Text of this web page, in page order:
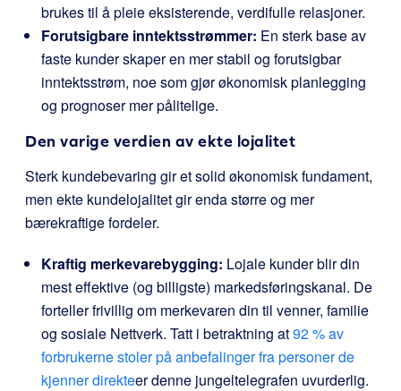
brukes til å pleie eksisterende, verdifulle relasjoner.
Forutsigbare inntektsstrømmer: En sterk base av
faste kunder skaper en mer stabil og forutsigbar
inntektsstrøm, noe som gjør økonomisk planlegging
og prognoser mer pålitelige.
Den varige verdien av ekte lojalitet
Sterk kundebevaring gir et solid økonomisk fundament,
men ekte kundelojalitet gir enda større og mer
bærekraftige fordeler.
Kraftig merkevarebygging: Lojale kunder blir din
mest effektive (og billigste) markedsføringskanal. De
forteller frivillig om merkevaren din til venner, familie
og sosiale Nettverk. Tatt i betraktning at92 % av
forbrukerne stoler på anbefalinger fra personer de
kjenner direkteer denne jungeltelegrafen uvurderlig.